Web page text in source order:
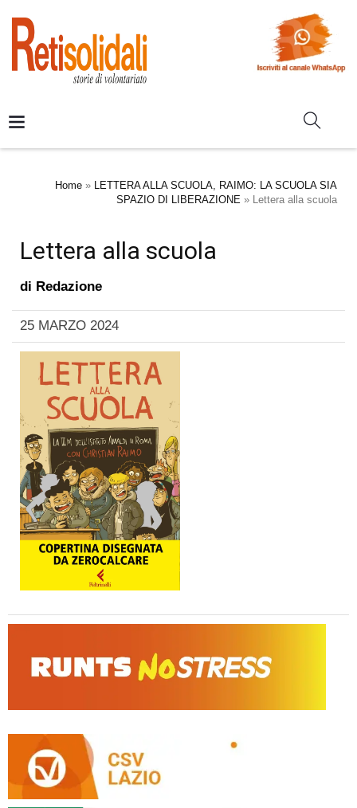
Home » LETTERA ALLA SCUOLA, RAIMO: LA SCUOLA SIA
SPAZIO DI LIBERAZIONE » Lettera alla scuola
Lettera alla scuola
di Redazione
25 MARZO 2024